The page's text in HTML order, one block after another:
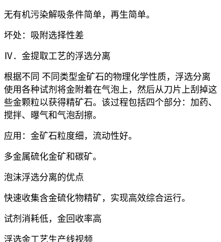
无有机污染解吸条件简单，再生简单。
坏处：吸附选择性差
Ⅳ．金提取工艺的浮选分离
根据不同 不同类型金矿石的物理化学性质，浮选分离
使用各种试剂将金附着在气泡上，然后从刀片上刮掉这
些金颗粒以获得精矿石。该过程包括四个部分：加药、
搅拌、曝气和气泡刮擦。
应用：金矿石粒度细，流动性好。
多金属硫化金矿和碳矿。
泡沫浮选分离的优点
快速收集含金硫化物精矿，实现高效综合运行。
试剂消耗低，金回收率高
浮选金工艺生产线视频